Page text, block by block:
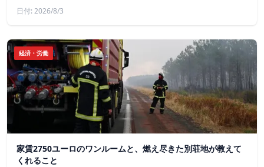
日付: 2026/8/3
経済・労働
家賃2750ユーロのワンルームと、燃え尽きた別荘地が教えて
くれること